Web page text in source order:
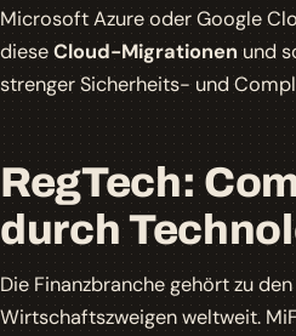
Microsoft Azure oder Google
dieseCloud-Migrationenund
strenger Sicherheits- und
RegTech:
durch
Die Finanzbranche gehört zu
Wirtschaftszweigen weltweit.